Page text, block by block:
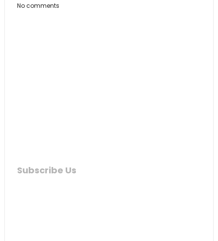
No comments
Subscribe Us